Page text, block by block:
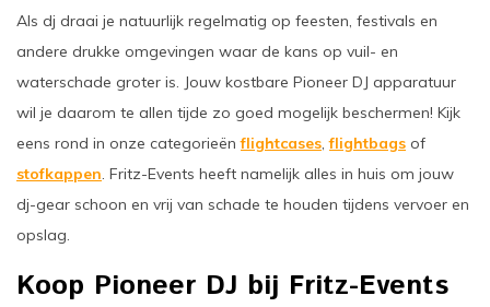
Als dj draai je natuurlijk regelmatig op feesten, festivals en
andere drukke omgevingen waar de kans op vuil- en
waterschade groter is. Jouw kostbare Pioneer DJ apparatuur
wil je daarom te allen tijde zo goed mogelijk beschermen! Kijk
eens rond in onze categorieënflightcases,flightbags of
stofkappen. Fritz-Events heeft namelijk alles in huis om jouw
dj-gear schoon en vrij van schade te houden tijdens vervoer en
opslag.
Koop Pioneer DJ bij Fritz-Events